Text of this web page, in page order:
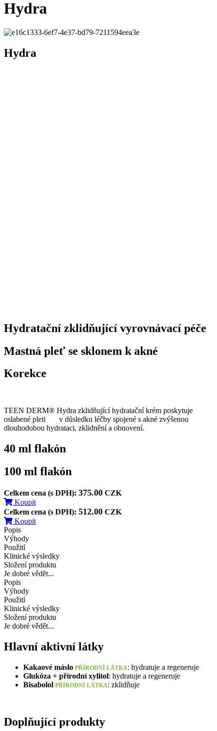
Hydra
Hydra
Hydratační zklidňující vyrovnávací péče
Mastná pleť se sklonem k akné
Korekce
TEEN DERM® Hydra zklidňující hydratační krém poskytuje
oslabené pleti v důsledku léčby spojené s akné zvýšenou
dlouhodobou hydrataci, zklidnění a obnovení.
40 ml flakón
100 ml flakón
Celkem cena (s DPH): 375.00 CZK
Koupit
Celkem cena (s DPH): 512.00 CZK
Koupit
Popis
Výhody
Použití
Klinické výsledky
Složení produktu
Je dobré vědět...
Popis
Výhody
Použití
Klinické výsledky
Složení produktu
Je dobré vědět...
Hlavní aktivní látky
Kakaové máslo PŘÍRODNÍ LÁTKA: hydratuje a regeneruje
Glukóza + přírodní xylitol: hydratuje a regeneruje
Bisabolol PŘÍRODNÍ LÁTKA: zklidňuje
Doplňující produkty